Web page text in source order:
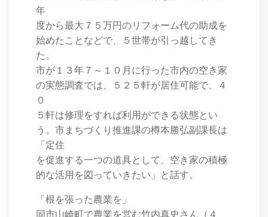
年
度から最大７５万円のリフォーム代の助成を
始めたことなどで、５世帯が引っ越してき
た。
市が１３年７～１０月に行った市内の空き家
の実態調査では、５２５軒が居住可能で、４
０
５軒は修理をすれば利用ができる状態とい
う。市まちづくり推進課の樽本勝弘副課長は
「定住
を促進する一つの道具として、空き家の積極
的な活用を図っていきたい」と話す。
「根を張った農業を」
同市山崎町で農業を営む竹内真史さん（４